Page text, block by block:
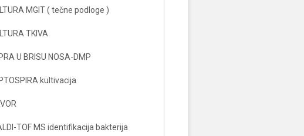
MGIT ( tečne podloge )
TKIVA
U BRISU NOSA-DMP
kultivacija
TOF MS identifikacija bakterija